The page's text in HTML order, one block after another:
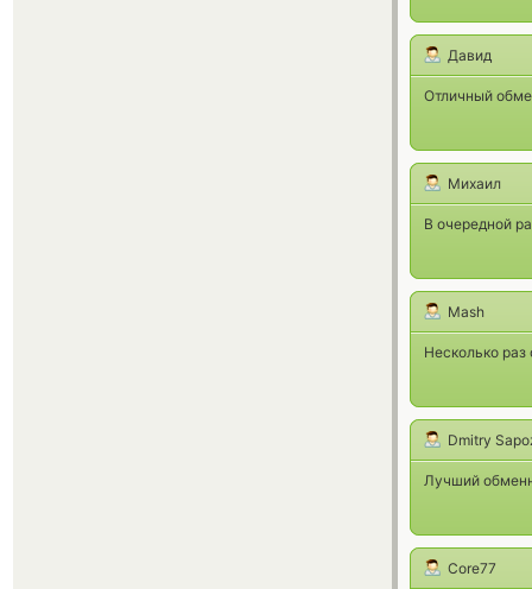
Давид
Отличный
Михаил
В очередной
Mash
Несколько
Dmitry
Лучший
Core77